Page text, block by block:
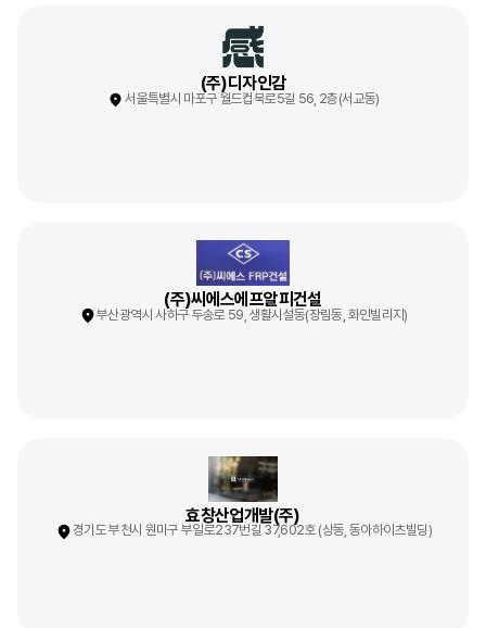
(주)디자인감
서울특별시 마포구 월드컵북로5길 56, 2층(서교동)
(주)씨에스에프알피건설
부산광역시 사하구 두송로 59, 생활시설동(장림동, 화인빌리지)
효창산업개발(주)
경기도 부천시 원미구 부일로237번길 37,602호 (상동, 동아하이츠빌딩)